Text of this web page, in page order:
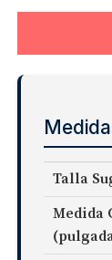
Talla
Medida